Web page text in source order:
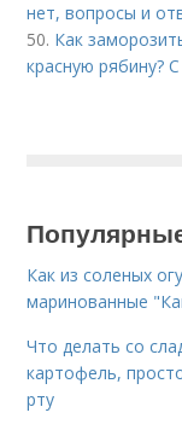
нет, вопросы и
50. Как
красную рябину?
Как из соленых
маринованные
Что делать со
картофель,
рту